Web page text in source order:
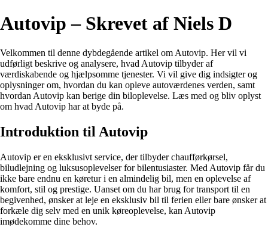
Autovip – Skrevet af Niels D
Velkommen til denne dybdegående artikel om Autovip. Her vil vi
udførligt beskrive og analysere, hvad Autovip tilbyder af
værdiskabende og hjælpsomme tjenester. Vi vil give dig indsigter og
oplysninger om, hvordan du kan opleve autoværdenes verden, samt
hvordan Autovip kan berige din biloplevelse. Læs med og bliv oplyst
om hvad Autovip har at byde på.
Introduktion til Autovip
Autovip er en eksklusivt service, der tilbyder chaufførkørsel,
biludlejning og luksusoplevelser for bilentusiaster. Med Autovip får du
ikke bare endnu en køretur i en almindelig bil, men en oplevelse af
komfort, stil og prestige. Uanset om du har brug for transport til en
begivenhed, ønsker at leje en eksklusiv bil til ferien eller bare ønsker at
forkæle dig selv med en unik køreoplevelse, kan Autovip
imødekomme dine behov.